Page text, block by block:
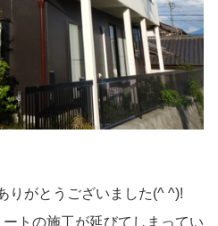
りがとうございました(^ ^)!
トの施工が延びてしまってい